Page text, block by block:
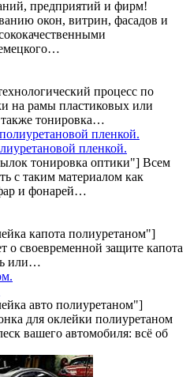
предприятий и фирм!
окон, витрин, фасадов и
процесс по
на рамы пластиковых или
также тонировка…
пленкой.
тонировка оптики"] Всем
с таким материалом как
и фонарей…
капота полиуретаном"]
о своевременной защите капота
или…
авто полиуретаном"]
для оклейки полиуретаном
вашего автомобиля: всё об